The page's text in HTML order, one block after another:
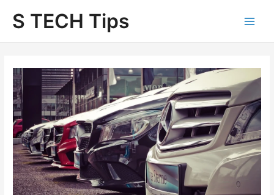
contentS TECH Tips